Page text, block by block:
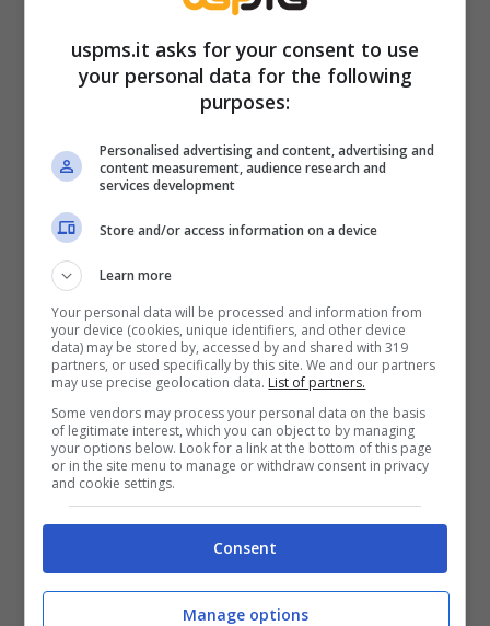
Rosa a Marcello
Ed eccoci al cuore delle anticipazioni: nelle
22 al 26 settembre de Il Paradiso
delle Signore, secondo quanto riportato, al
centro della scena troveremo l’enorme dolore
diSalvo
distrutto
lo mette alla prova come poche volte
abbiamo visto. Cosa significa, davvero, per
lui? Questo dolore cambierà i suoi passi, il suo
modo di guardare agli affetti, al lavoro, agli
amici? Ci si chiede se una ferita così profonda
possa trasformarsi in nuova forza o se rischi
di trascinarlo verso scelte dettate dall’istinto.
uspms.it asks for your consent to use
your personal data for the following
purposes:
Personalised advertising and content, advertising and
content measurement, audience research and
services development
Store and/or access information on a device
Learn more
Your personal data will be processed and information from
your device (cookies, unique identifiers, and other device
data) may be stored by, accessed by and shared with 319
partners, or used specifically by this site. We and our partners
may use precise geolocation data. List of partners.
Some vendors may process your personal data on the basis
of legitimate interest, which you can object to by managing
your options below. Look for a link at the bottom of this page
or in the site menu to manage or withdraw consent in privacy
and cookie settings.
Consent
Manage options